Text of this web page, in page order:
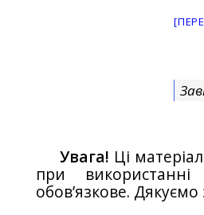
Увага! Ці
при
обов’язкове.